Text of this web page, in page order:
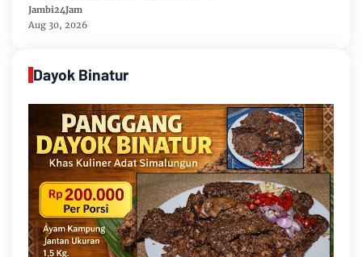
Jambi24Jam
Aug 30, 2026
Dayok Binatur